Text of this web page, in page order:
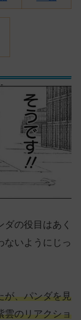
の役目はあく
ないようにじっ
が、パンダを見
雲のリアクショ